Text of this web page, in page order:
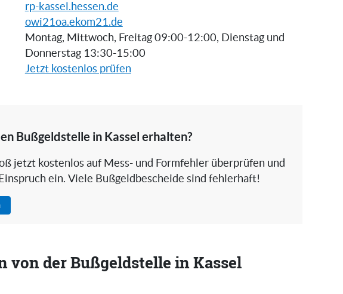
rp-kassel.hessen.de
owi21oa.ekom21.de
Montag, Mittwoch, Freitag 09:00-12:00, Dienstag und
Donnerstag 13:30-15:00
Jetzt kostenlos prüfen
Bußgeldstelle in Kassel erhalten?
jetzt kostenlos auf Mess- und Formfehler überprüfen und
ein. Viele Bußgeldbescheide sind fehlerhaft!
von der Bußgeldstelle in Kassel